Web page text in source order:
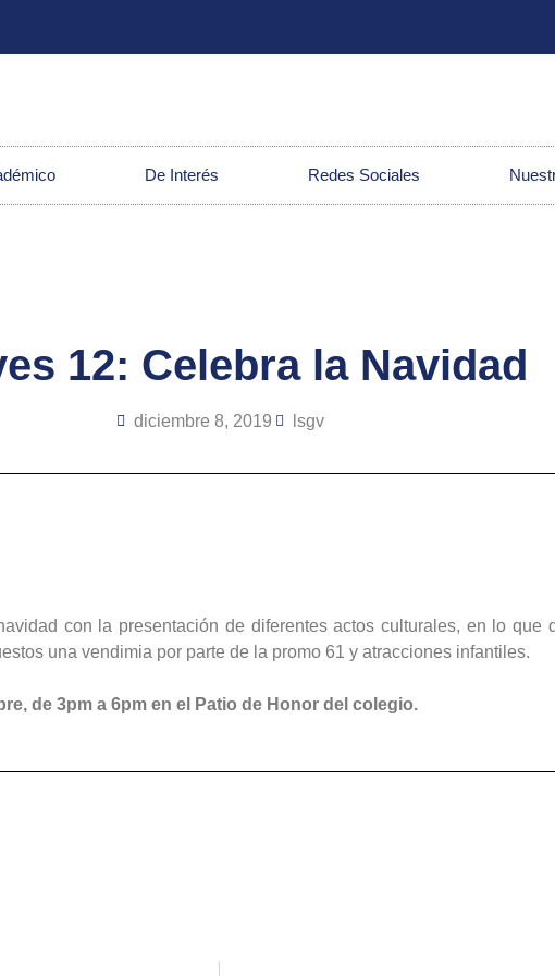
De Interés Redes Sociales
12: Celebra la Navidad
diciembre 8, 2019 lsgv
con la presentación de diferentes actos culturales, en lo que
una vendimia por parte de la promo 61 y atracciones infantiles.
de 3pm a 6pm en el Patio de Honor del colegio.